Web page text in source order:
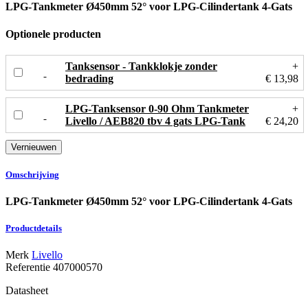
LPG-Tankmeter Ø450mm 52° voor LPG-Cilindertank 4-Gats
Optionele producten
Tanksensor - Tankklokje zonder
bedrading
+
€ 13,98
LPG-Tanksensor 0-90 Ohm Tankmeter
Livello / AEB820 tbv 4 gats LPG-Tank
+
€ 24,20
Omschrijving
LPG-Tankmeter Ø450mm 52° voor LPG-Cilindertank 4-Gats
Productdetails
Merk Livello
Referentie 407000570
Datasheet